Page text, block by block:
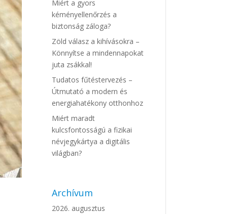
Miért a gyors
kéményellenőrzés a
biztonság záloga?
Zöld válasz a kihívásokra –
Könnyítse a mindennapokat
juta zsákkal!
Tudatos fűtéstervezés –
Útmutató a modern és
energiahatékony otthonhoz
Miért maradt
kulcsfontosságú a fizikai
névjegykártya a digitális
világban?
Archívum
2026. augusztus